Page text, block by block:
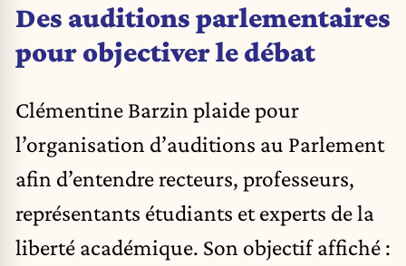
Des auditions parlementaires
pour objectiver le débat
Clémentine Barzin plaide pour
l’organisation d’auditions au Parlement
afin d’entendre recteurs, professeurs,
représentants étudiants et experts de la
liberté académique. Son objectif affiché :